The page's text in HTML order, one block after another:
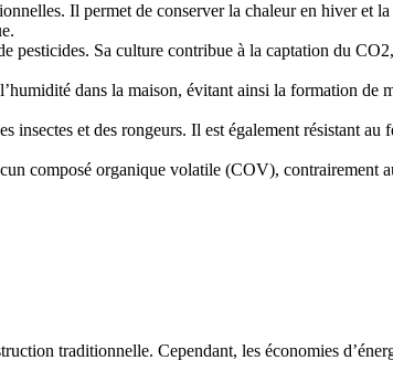
Il permet de conserver la chaleur en hiver et
pesticides. Sa culture contribue à la captation du
dans la maison, évitant ainsi la formation de
insectes et des rongeurs. Il est également résistant au
composé organique volatile (COV), contrairement
traditionnelle. Cependant, les économies